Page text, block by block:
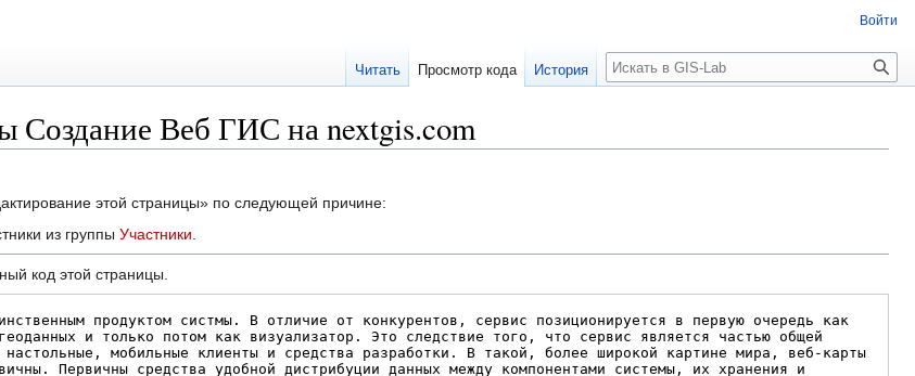
Создание Веб ГИС на nextgis.com
этой страницы» по следующей причине:
из группы Участники
код этой страницы.
Войти
Читать Просмотр кода История Поиск